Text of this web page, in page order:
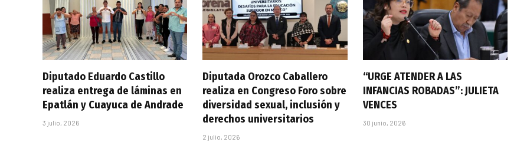
Diputado Eduardo Castillo
realiza entrega de láminas en
Epatlán y Cuayuca de Andrade
3 julio, 2026
Diputada Orozco Caballero
realiza en Congreso Foro sobre
diversidad sexual, inclusión y
derechos universitarios
2 julio, 2026
“URGE ATENDER A LAS
INFANCIAS ROBADAS”: JULIETA
VENCES
30 junio, 2026